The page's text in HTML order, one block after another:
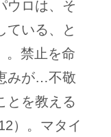
ウロは、そ
ている、と
。禁止を命
みが…不敬
とを教える
）。マタイ